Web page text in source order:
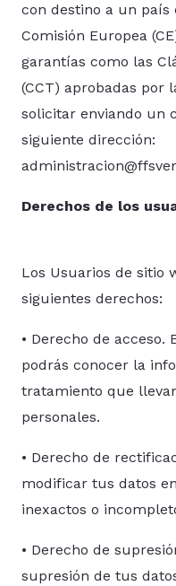
con destino a un país
Comisión Europea
garantías como las
(CCT) aprobadas por
solicitar enviando un
siguiente dirección:
Derechos de los
Los Usuarios de sitio
siguientes derechos:
• Derecho de acceso.
podrás conocer la
tratamiento que
personales.
• Derecho de
modificar tus datos
inexactos o
• Derecho de
supresión de tus